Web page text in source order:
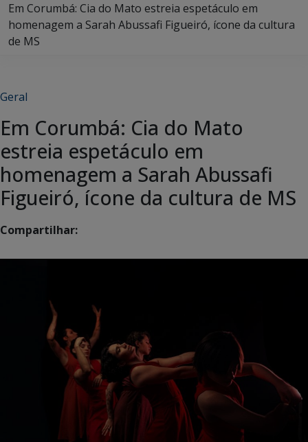
Em Corumbá: Cia do Mato estreia espetáculo em
homenagem a Sarah Abussafi Figueiró, ícone da cultura
de MS
Geral
Em Corumbá: Cia do Mato
estreia espetáculo em
homenagem a Sarah Abussafi
Figueiró, ícone da cultura de MS
Compartilhar: